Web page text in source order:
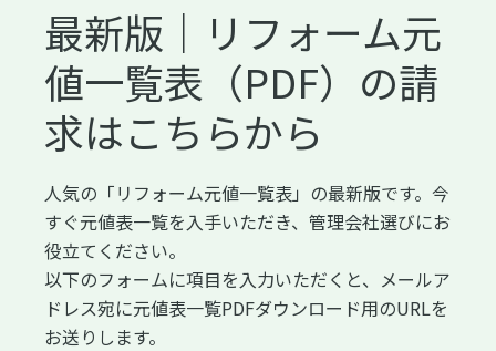
最新版｜リフォーム元
値一覧表（PDF）の請
求はこちらから
人気の「リフォーム元値一覧表」の最新版です。今
すぐ元値表一覧を入手いただき、管理会社選びにお
役立てください。
以下のフォームに項目を入力いただくと、メールア
ドレス宛に元値表一覧PDFダウンロード用のURLを
お送りします。